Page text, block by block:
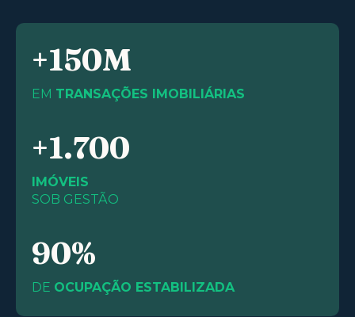
+150M
EM TRANSAÇÕES IMOBILIÁRIAS
+1.700
IMÓVEIS
SOB GESTÃO
90%
DE OCUPAÇÃO ESTABILIZADA